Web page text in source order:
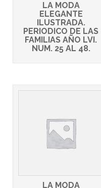
LA MODA
ELEGANTE
ILUSTRADA.
PERIODICO DE LAS
FAMILIAS AÑO LVI.
NUM. 25 AL 48.
LA MODA